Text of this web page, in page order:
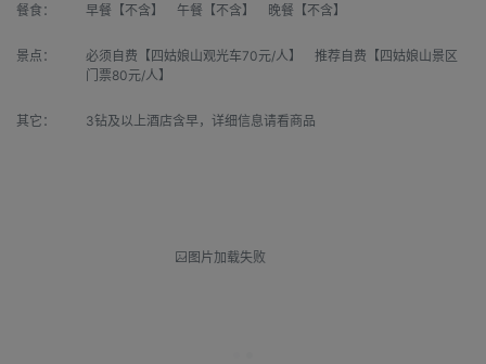
餐食： 早餐【不含】 午餐【不含】 晚餐【不含】
景点：
必须自费【四姑娘山观光车70元/人】 推荐自费【四姑娘山景区
门票80元/人】
其它： 3钻及以上酒店含早，详细信息请看商品
图片加载失败